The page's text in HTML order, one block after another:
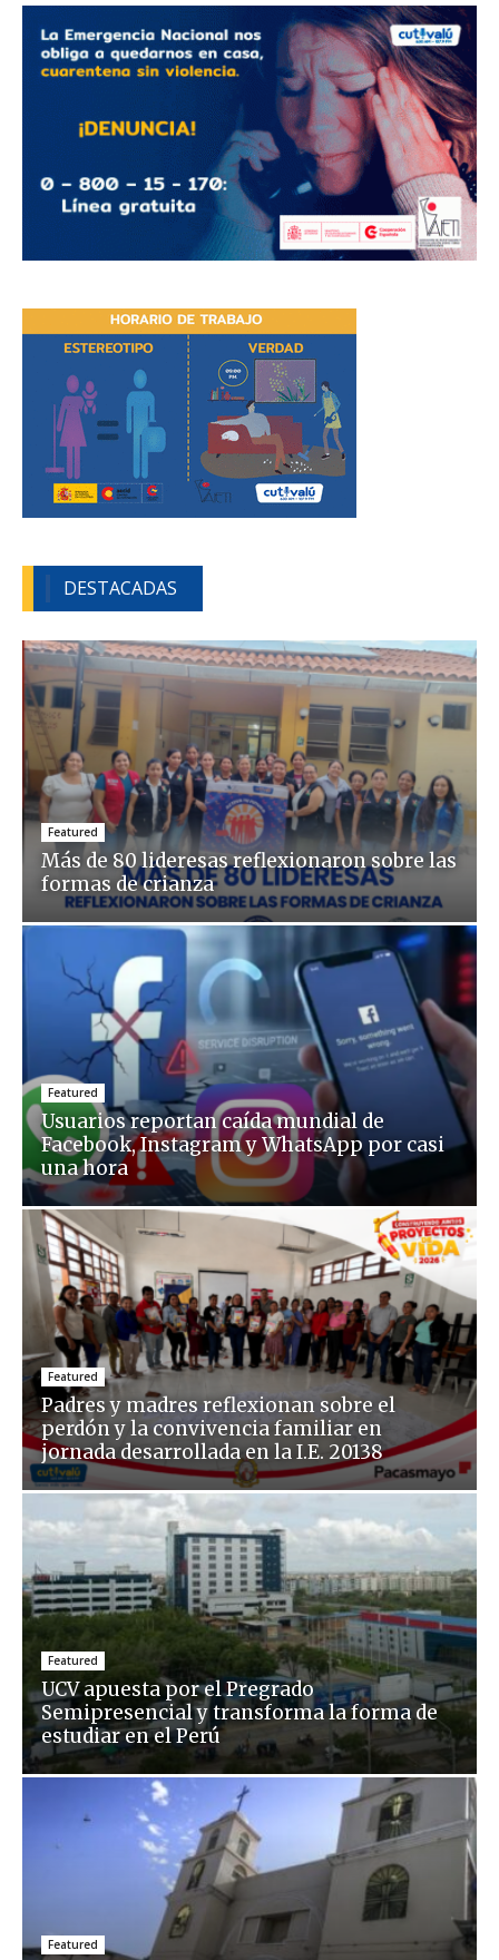
DESTACADAS
Featured
Más de 80 lideresas reflexionaron sobre las
formas de crianza
Featured
Usuarios reportan caída mundial de
Facebook, Instagram y WhatsApp por casi
una hora
Featured
Padres y madres reflexionan sobre el
perdón y la convivencia familiar en
jornada desarrollada en la I.E. 20138
Featured
UCV apuesta por el Pregrado
Semipresencial y transforma la forma de
estudiar en el Perú
Featured